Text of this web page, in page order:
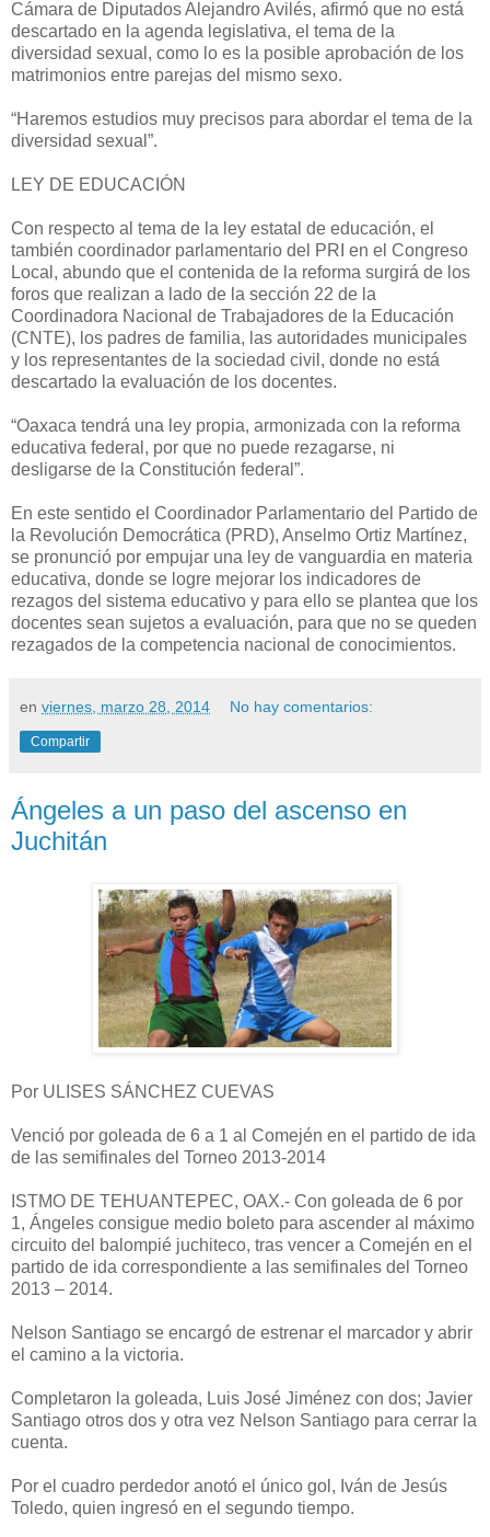
Cámara de Diputados Alejandro Avilés, afirmó que no está
descartado en la agenda legislativa, el tema de la
diversidad sexual, como lo es la posible aprobación de los
matrimonios entre parejas del mismo sexo.
“Haremos estudios muy precisos para abordar el tema de la
diversidad sexual”.
LEY DE EDUCACIÓN
Con respecto al tema de la ley estatal de educación, el
también coordinador parlamentario del PRI en el Congreso
Local, abundo que el contenida de la reforma surgirá de los
foros que realizan a lado de la sección 22 de la
Coordinadora Nacional de Trabajadores de la Educación
(CNTE), los padres de familia, las autoridades municipales
y los representantes de la sociedad civil, donde no está
descartado la evaluación de los docentes.
“Oaxaca tendrá una ley propia, armonizada con la reforma
educativa federal, por que no puede rezagarse, ni
desligarse de la Constitución federal”.
En este sentido el Coordinador Parlamentario del Partido de
la Revolución Democrática (PRD), Anselmo Ortiz Martínez,
se pronunció por empujar una ley de vanguardia en materia
educativa, donde se logre mejorar los indicadores de
rezagos del sistema educativo y para ello se plantea que los
docentes sean sujetos a evaluación, para que no se queden
rezagados de la competencia nacional de conocimientos.
en viernes, marzo 28, 2014 No hay comentarios:
Compartir
Ángeles a un paso del ascenso en
Juchitán
Por ULISES SÁNCHEZ CUEVAS
Venció por goleada de 6 a 1 al Comején en el partido de ida
de las semifinales del Torneo 2013-2014
ISTMO DE TEHUANTEPEC, OAX.- Con goleada de 6 por
1, Ángeles consigue medio boleto para ascender al máximo
circuito del balompié juchiteco, tras vencer a Comején en el
partido de ida correspondiente a las semifinales del Torneo
2013 – 2014.
Nelson Santiago se encargó de estrenar el marcador y abrir
el camino a la victoria.
Completaron la goleada, Luis José Jiménez con dos; Javier
Santiago otros dos y otra vez Nelson Santiago para cerrar la
cuenta.
Por el cuadro perdedor anotó el único gol, Iván de Jesús
Toledo, quien ingresó en el segundo tiempo.